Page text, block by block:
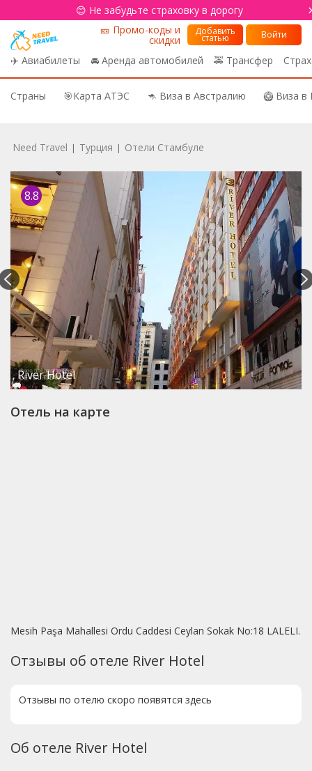
😊 Не забудьте страховку в дорогу
✈️ Авиабилеты 🚘 Аренда автомобилей 🚕 Трансфер
🎫 Промо-коды и
скидки
Добавить
статью Войти
Страны 🎯Карта АТЭС 🦘 Виза в Австралию 🥝 Виза
Need Travel | Турция | Отели Стамбуле
8.8
River Hotel
Отель на карте
Mesih Paşa Mahallesi Ordu Caddesi Ceylan Sokak No:18 LALELI.
Отзывы об отеле River Hotel
Отзывы по отелю скоро появятся здесь
Об отеле River Hotel